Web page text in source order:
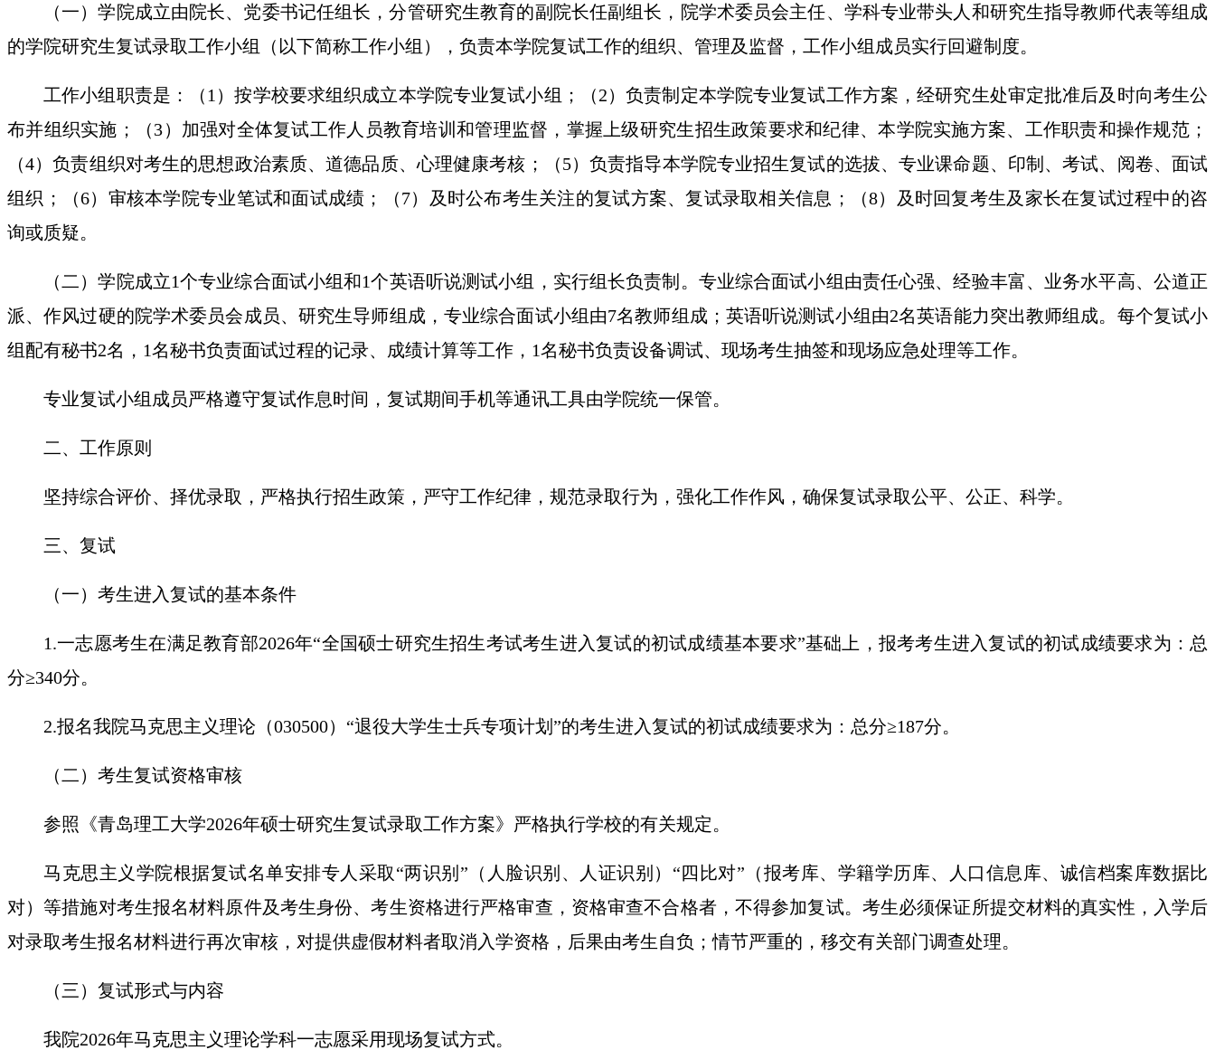
（一）学院成立由院长、 党委书记任组长，分管研究生教育的副院长任副组长，院学术委员会主任、学科专业带头人和研究生指导教师代表等组成
的学院研究生复试录取工作小组（以下简称工作小组），负责本学院复试工作的组织、管理及监督 ， 工作小组成员实行回避制度。
工作小组职责是 ：（1 ）按学校要求组织成立本学院专业复试小组； （2）负责制定本学院专业复试工作方案，经研究生处审定批准后及时向考生公
布并组织实施；
（3） 加强对全体复试工作人员教育培训和管理监督，掌握上级研究生招生政策要求和纪律、本学院实施方案、工作职责和操作规范；
（4）负责组织对考生的思想政治素质、道德品质、心理健康考核； （5）负责指导本学院专业招生复试的选拔、专业课命题、印制、考试、阅卷、面试
组织；
（6） 审核本学院专业笔试和面试成绩； （7） 及时公布考生关注的复试方案、复试录取相关信息； （8）
及时回复考生及家长在复试过程中的咨
询或质疑。
（二）学院成立1个专业综合面试小组和1个英语听说测试小组，实行组长负责制。专业综合面试小组由责任心强、经验丰富、业务水平高、公道正
派、作风过硬的院学术委员会成员、研究生导师组成，专业综合面试小组 由7名教师组成； 英语听说测试小组由2名英语能力突出教师组成。每个复试小
组配有秘书2名，1名秘书负责面试过程的记录、成绩计算等工作，1名秘书负责设备调试、现场考生抽签和现场应急处理等工作。
专业复试小组成员严格遵守复试作息时间，复试期间手机等通讯工具由学院统一保管。
二、工作原则
坚持综合评价、择优录取，严格执行招生政策，严守工作纪律，规范录取行为，强化工作作风，确保复试录取公平、公正、科学。
三、复试
（一） 考生进入复试的基本条件
1.一志愿考生在满足教育部2026年“全国硕士研究生招生考试考生进入复试的初试成绩基本要求”基础上，报考考生进入复试的初试成绩要求为：总
分≥340分。
2.报名我院马克思主义理论（030500）“退役大学生士兵专项计划”的考生进入复试的初试成绩要求为：总分≥187分。
（二）考生复试资格审核
参照《青岛理工大学2026年硕士研究生复试录取工作方案》严格执行学校的有关规定。
马克思主义学院根据复试名单安排专人采取 “两识别”（人脸识别、人证识别）“四比对”（报考库、学籍学历库、人口信息库、诚信档案库数据比
对）等措施对考生报名材料原件及考生身份、考生资格进行严格审查，资格审查不合格者，不得参加复试。考生必须保证所提交材料的真实性，入学后
对录取考生报名材料进行再次审核，对提供虚假材料者取消入学资格，后果由考生自负；情节严重的，移交有关部门调查处理。
（三）复试形式与内容
我院2026年马克思主义理论学科一志愿采用现场复试方式。